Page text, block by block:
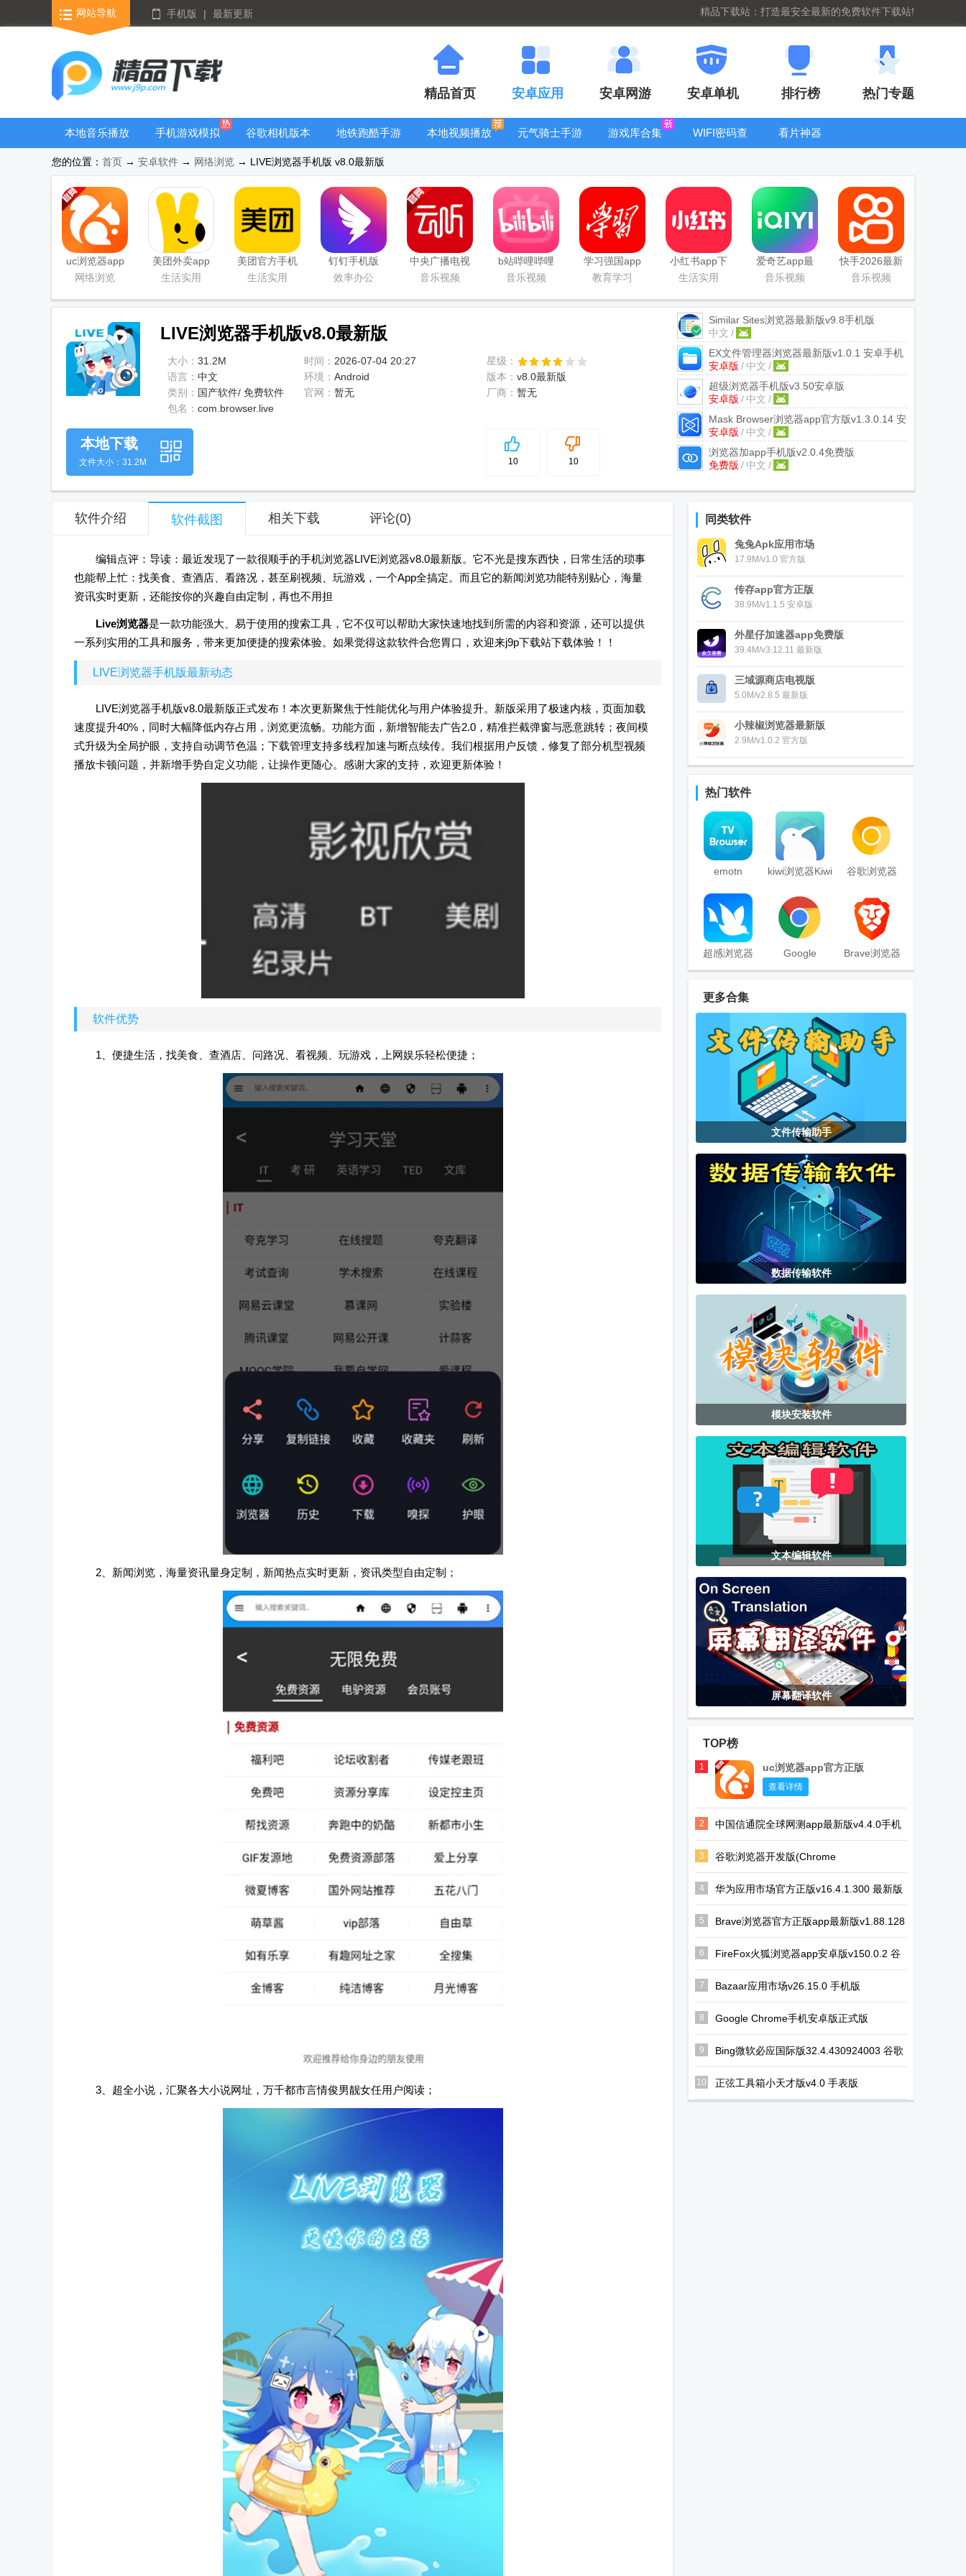
网站导航 手机版 | 最新更新 精品下载站：打造最安全最新的免费软件下载站!
精品首页 安卓应用 安卓网游 安卓单机 排行榜 热门专题
本地音乐播放
手机游戏模拟
器安卓版合集
谷歌相机版本
大全
地铁跑酷手游
大全
本地视频播放
元气骑士手游
游戏库合集
WIFI密码查
看片神器
全
您的位置： 首页 → 安卓软件 → 网络浏览 → LIVE浏览器手机版 v8.0最新版
uc浏览器app
官方正版
网络浏览
美团外卖app
官方版
生活实用
美团官方手机
客户端
生活实用
钉钉手机版
app
效率办公
中央广播电视
总台云听app
音乐视频
b站哔哩哔哩
app手机版
音乐视频
学习强国app
手机版
教育学习
小红书app下
载安装
生活实用
爱奇艺app最
新客户端
音乐视频
快手2026最新
版官方正版
音乐视频
LIVE浏览器手机版v8.0最新版
大小： 31.2M 时间： 2026-07-04 20:27
星级：
语言： 中文 环境： Android 版本： v8.0最新版
类别： 国产软件/ 免费软件 官网： 暂无 厂商： 暂无
包名： com.browser.live
Similar Sites浏览器最新版v9.8手机版
中文 /
EX文件管理器浏览器最新版v1.0.1 安卓手机
版
安卓版 / 中文 /
超级浏览器手机版v3.50安卓版
安卓版 / 中文 /
Mask Browser浏览器app官方版v1.3.0.14 安
卓手机版
安卓版 / 中文 /
浏览器加app手机版v2.0.4免费版
免费版 / 中文 /
5
10 10
本地下载
文件大小：31.2M
软件介绍 软件截图 相关下载 评论(0)
编辑点评：导读：最近发现了一款很顺手的手机浏览器LIVE浏览器v8.0最新版。它不光是搜东西快，日常生活的琐事
也能帮上忙：找美食、查酒店、看路况，甚至刷视频、玩游戏，一个App全搞定。而且它的新闻浏览功能特别贴心，海量
资讯实时更新，还能按你的兴趣自由定制，再也不用担
Live浏览器是一款功能强大、易于使用的搜索工具，它不仅可以帮助大家快速地找到所需的内容和资源，还可以提供
一系列实用的工具和服务，带来更加便捷的搜索体验。如果觉得这款软件合您胃口，欢迎来j9p下载站下载体验！！
LIVE浏览器手机版最新动态
LIVE浏览器手机版v8.0最新版正式发布！本次更新聚焦于性能优化与用户体验提升。新版采用了极速内核，页面加载
速度提升40%，同时大幅降低内存占用，浏览更流畅。功能方面，新增智能去广告2.0，精准拦截弹窗与恶意跳转；夜间模
式升级为全局护眼，支持自动调节色温；下载管理支持多线程加速与断点续传。我们根据用户反馈，修复了部分机型视频
播放卡顿问题，并新增手势自定义功能，让操作更随心。感谢大家的支持，欢迎更新体验！
软件优势
1、便捷生活，找美食、查酒店、问路况、看视频、玩游戏，上网娱乐轻松便捷；
2、新闻浏览，海量资讯量身定制，新闻热点实时更新，资讯类型自由定制；
3、超全小说，汇聚各大小说网址，万千都市言情俊男靓女任用户阅读；
同类软件
兔兔Apk应用市场
17.9M/v1.0 官方版
传存app官方正版
38.9M/v1.1.5 安卓版
外星仔加速器app免费版
39.4M/v3.12.11 最新版
三域源商店电视版
5.0M/v2.8.5 最新版
小辣椒浏览器最新版
2.9M/v1.0.2 官方版
热门软件
emotn
browser浏览
器TV版
kiwi浏览器Kiwi
版
谷歌浏览器
Canary官方版
超感浏览器
Google
Chrome手机
Brave浏览器
官方正版app
谷歌
Chromium浏
iceraven浏览
器官方版
i酷浏览器apk
官方版
搜狗输入法TV
安卓车机自启
动器(My
Application)
抖音搜索app
微软语音引擎
(TTS Server)
中国移动官方
营业厅
创客匠人学员
CHZZK软件
更多合集
文件传输助手
数据传输软件
模块安装软件
文本编辑软件
屏幕翻译软件
TOP榜
1 uc浏览器app官方正版
查看详情
2
中国信通院全球网测app最新版v4.4.0手机
正版
3
谷歌浏览器开发版(Chrome
Dev)v149.0.7815.0 安卓最新版
4 华为应用市场官方正版v16.4.1.300 最新版
5
Brave浏览器官方正版app最新版v1.88.128
手机版
6
FireFox火狐浏览器app安卓版v150.0.2 谷
歌最新版
7 Bazaar应用市场v26.15.0 手机版
8
Google Chrome手机安卓版正式版
v148.0.7778.120 最新版
9
Bing微软必应国际版32.4.430924003 谷歌
版
10 正弦工具箱小天才版v4.0 手表版